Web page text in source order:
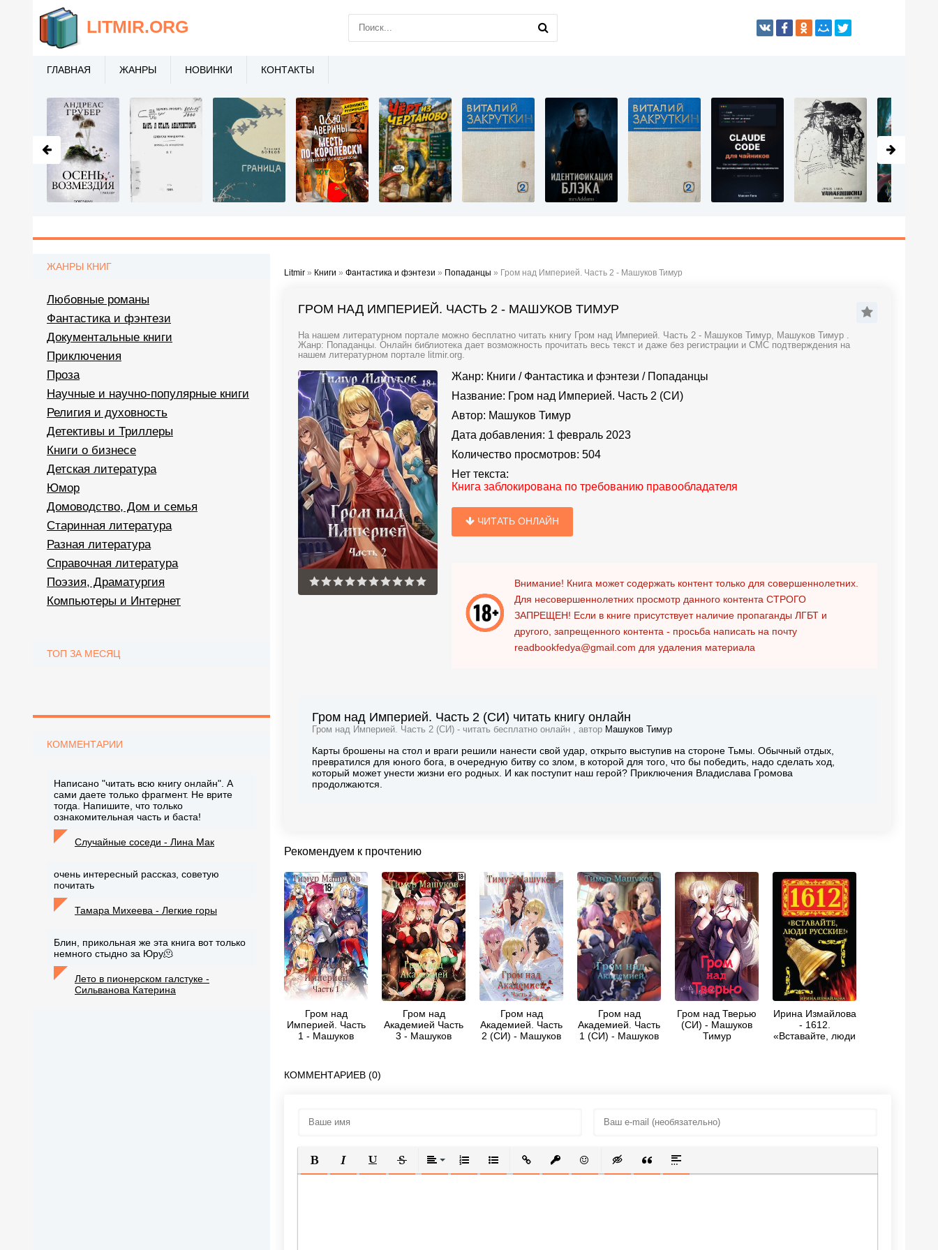
Litmir » Книги » Фантастика и фэнтези » Попаданцы » Гром над Империей. Часть 2 - Машуков Тимур
ГРОМ НАД ИМПЕРИЕЙ. ЧАСТЬ 2 - МАШУКОВ ТИМУР
На нашем литературном портале можно бесплатно читать книгу Гром над Империей. Часть 2 - Машуков Тимур, Машуков Тимур .
Жанр: Попаданцы. Онлайн библиотека дает возможность прочитать весь текст и даже без регистрации и СМС подтверждения на
нашем литературном портале litmir.org.
Жанр: Книги / Фантастика и фэнтези / Попаданцы
Название: Гром над Империей. Часть 2 (СИ)
Автор: Машуков Тимур
Дата добавления: 1 февраль 2023
Количество просмотров: 504
Нет текста:
Книга заблокирована по требованию правообладателя
ЧИТАТЬ ОНЛАЙН
Внимание! Книга может содержать контент только для совершеннолетних.
Для несовершеннолетних просмотр данного контента СТРОГО
ЗАПРЕЩЕН! Если в книге присутствует наличие пропаганды ЛГБТ и
другого, запрещенного контента - просьба написать на почту
readbookfedya@gmail.com для удаления материала
Гром над Империей. Часть 2 (СИ) читать книгу онлайн
Гром над Империей. Часть 2 (СИ) - читать бесплатно онлайн , автор Машуков Тимур
Карты брошены на стол и враги решили нанести свой удар, открыто выступив на стороне Тьмы. Обычный отдых,
превратился для юного бога, в очередную битву со злом, в которой для того, что бы победить, надо сделать ход,
который может унести жизни его родных. И как поступит наш герой? Приключения Владислава Громова
продолжаются.
Рекомендуем к прочтению
Гром над
Империей. Часть
1 - Машуков
Гром над
Академией Часть
3 - Машуков
Гром над
Академией. Часть
2 (СИ) - Машуков
Гром над
Академией. Часть
1 (СИ) - Машуков
Гром над Тверью
(СИ) - Машуков
Тимур
Ирина Измайлова
- 1612.
«Вставайте, люди
КОММЕНТАРИЕВ (0)
ПОЛУЖИРНЫЙ
КУРСИВПОДЧЕРКНУТЫЙ
ЗАЧЕРКНУТЫЙВЫРАВНИВАНИЕ
НУМЕРОВАННЫЙ СПИСОК
МАРКИРОВАННЫЙ СПИСОК
ВСТАВИТЬ ССЫЛКУ
ВСТАВИТЬ ЗАЩИЩЕННУЮ ССЫЛКУ
ВСТАВИТЬ СМАЙЛИК
ВСТАВКА СКРЫТОГО ТЕКСТА
ВСТАВКА ЦИТАТЫ
ВСТАВКА СПОЙЛЕРА
ЖАНРЫ КНИГ
Любовные романы
Фантастика и фэнтези
Документальные книги
Приключения
Проза
Научные и научно-популярные книги
Религия и духовность
Детективы и Триллеры
Книги о бизнесе
Детская литература
Юмор
Домоводство, Дом и семья
Старинная литература
Разная литература
Справочная литература
Поэзия, Драматургия
Компьютеры и Интернет
ТОП ЗА МЕСЯЦ
КОММЕНТАРИИ
Написано "читать всю книгу онлайн". А
сами даете только фрагмент. Не врите
тогда. Напишите, что только
ознакомительная часть и баста!
Случайные соседи - Лина Мак
очень интересный рассказ, советую
почитать
Тамара Михеева - Легкие горы
Блин, прикольная же эта книга вот только
немного стыдно за Юру🫠
Лето в пионерском галстуке -
Сильванова Катерина
LITMIR.ORG
ГЛАВНАЯ ЖАНРЫ НОВИНКИ КОНТАКТЫ